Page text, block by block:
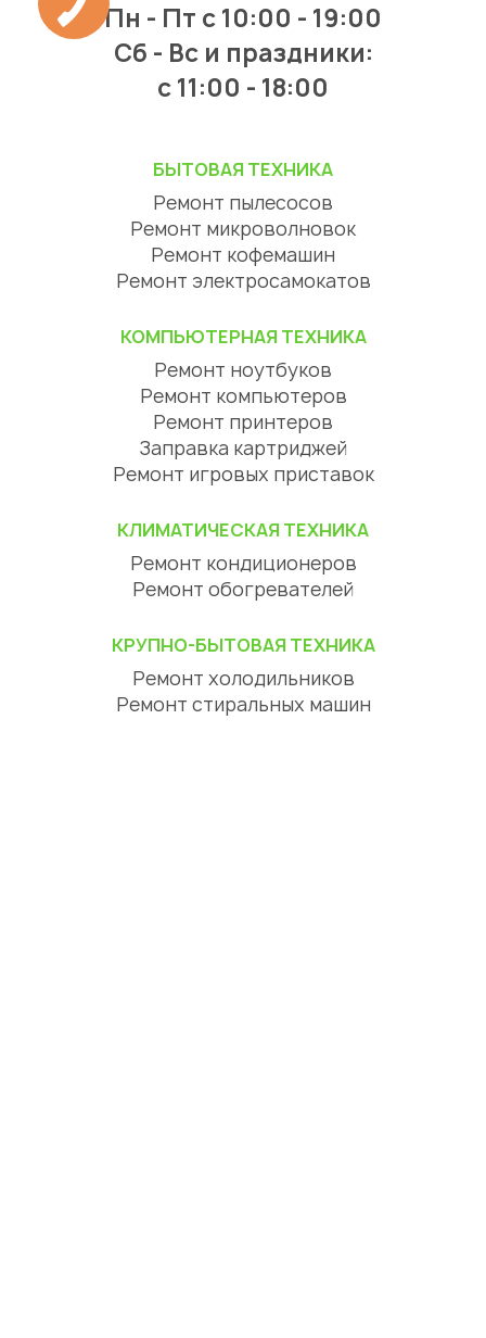
Пн - Пт с 10:00 - 19:00
Сб - Вс и праздники:
c 11:00 - 18:00
БЫТОВАЯ ТЕХНИКА
Ремонт пылесосов
Ремонт микроволновок
Ремонт кофемашин
Ремонт электросамокатов
КОМПЬЮТЕРНАЯ ТЕХНИКА
Ремонт ноутбуков
Ремонт компьютеров
Ремонт принтеров
Заправка картриджей
Ремонт игровых приставок
КЛИМАТИЧЕСКАЯ ТЕХНИКА
Ремонт кондиционеров
Ремонт обогревателей
КРУПНО-БЫТОВАЯ ТЕХНИКА
Ремонт холодильников
Ремонт стиральных машин